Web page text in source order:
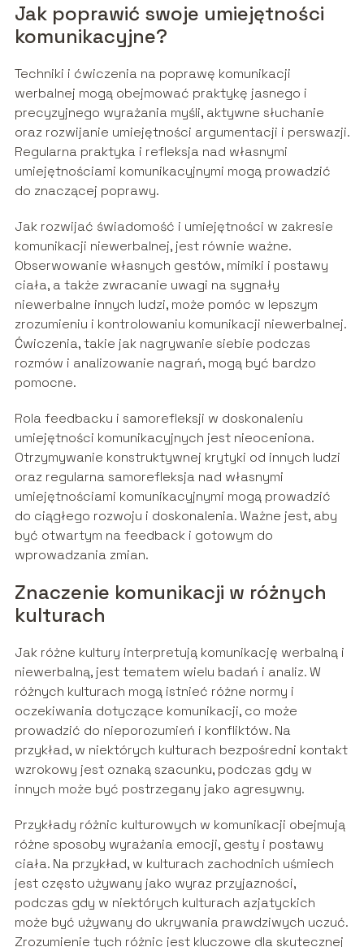
Jak poprawić swoje umiejętności
komunikacyjne?
Techniki i ćwiczenia na poprawę komunikacji
werbalnej mogą obejmować praktykę jasnego i
precyzyjnego wyrażania myśli, aktywne słuchanie
oraz rozwijanie umiejętności argumentacji i perswazji.
Regularna praktyka i refleksja nad własnymi
umiejętnościami komunikacyjnymi mogą prowadzić
do znaczącej poprawy.
Jak rozwijać świadomość i umiejętności w zakresie
komunikacji niewerbalnej, jest równie ważne.
Obserwowanie własnych gestów, mimiki i postawy
ciała, a także zwracanie uwagi na sygnały
niewerbalne innych ludzi, może pomóc w lepszym
zrozumieniu i kontrolowaniu komunikacji niewerbalnej.
Ćwiczenia, takie jak nagrywanie siebie podczas
rozmów i analizowanie nagrań, mogą być bardzo
pomocne.
Rola feedbacku i samorefleksji w doskonaleniu
umiejętności komunikacyjnych jest nieoceniona.
Otrzymywanie konstruktywnej krytyki od innych ludzi
oraz regularna samorefleksja nad własnymi
umiejętnościami komunikacyjnymi mogą prowadzić
do ciągłego rozwoju i doskonalenia. Ważne jest, aby
być otwartym na feedback i gotowym do
wprowadzania zmian.
Znaczenie komunikacji w różnych
kulturach
Jak różne kultury interpretują komunikację werbalną i
niewerbalną, jest tematem wielu badań i analiz. W
różnych kulturach mogą istnieć różne normy i
oczekiwania dotyczące komunikacji, co może
prowadzić do nieporozumień i konfliktów. Na
przykład, w niektórych kulturach bezpośredni kontakt
wzrokowy jest oznaką szacunku, podczas gdy w
innych może być postrzegany jako agresywny.
Przykłady różnic kulturowych w komunikacji obejmują
różne sposoby wyrażania emocji, gesty i postawy
ciała. Na przykład, w kulturach zachodnich uśmiech
jest często używany jako wyraz przyjazności,
podczas gdy w niektórych kulturach azjatyckich
może być używany do ukrywania prawdziwych uczuć.
Zrozumienie tych różnic jest kluczowe dla skutecznej